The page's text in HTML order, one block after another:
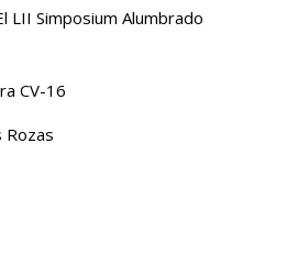
LII Simposium Alumbrado
CV-16
Rozas